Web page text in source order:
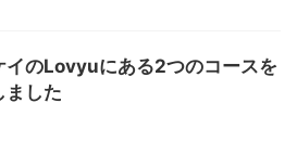
イのLovyuにある2つのコースを
ました